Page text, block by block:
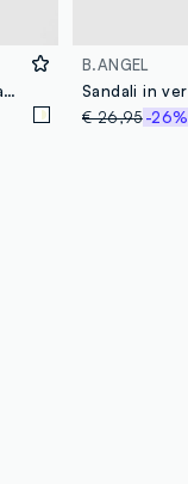
Sandali beige con dettaglio floreale bianco
B.ANGEL
€ 26,95-26%